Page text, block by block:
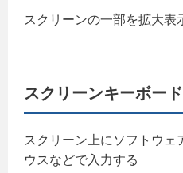
スクリーンの一部を拡大表
スクリーンキーボード
スクリーン上にソフトウェ
ウスなどで入力する